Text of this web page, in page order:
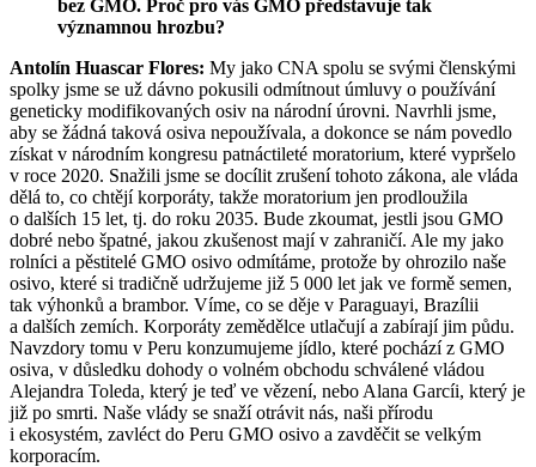
bez GMO. Proč pro vás GMO představuje tak
významnou hrozbu?
Antolín Huascar Flores: My jako CNA spolu se svými členskými
spolky jsme se už dávno pokusili odmítnout úmluvy o používání
geneticky modifikovaných osiv na národní úrovni. Navrhli jsme,
aby se žádná taková osiva nepoužívala, a dokonce se nám povedlo
získat v národním kongresu patnáctileté moratorium, které vypršelo
v roce 2020. Snažili jsme se docílit zrušení tohoto zákona, ale vláda
dělá to, co chtějí korporáty, takže moratorium jen prodloužila
o dalších 15 let, tj. do roku 2035. Bude zkoumat, jestli jsou GMO
dobré nebo špatné, jakou zkušenost mají v zahraničí. Ale my jako
rolníci a pěstitelé GMO osivo odmítáme, protože by ohrozilo naše
osivo, které si tradičně udržujeme již 5 000 let jak ve formě semen,
tak výhonků a brambor. Víme, co se děje v Paraguayi, Brazílii
a dalších zemích. Korporáty zemědělce utlačují a zabírají jim půdu.
Navzdory tomu v Peru konzumujeme jídlo, které pochází z GMO
osiva, v důsledku dohody o volném obchodu schválené vládou
Alejandra Toleda, který je teď ve vězení, nebo Alana Garcíi, který je
již po smrti. Naše vlády se snaží otrávit nás, naši přírodu
i ekosystém, zavléct do Peru GMO osivo a zavděčit se velkým
korporacím.